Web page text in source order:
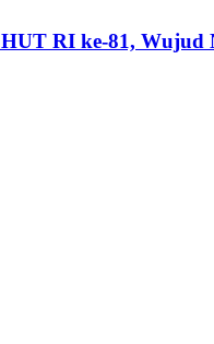
RI ke-81, Wujud